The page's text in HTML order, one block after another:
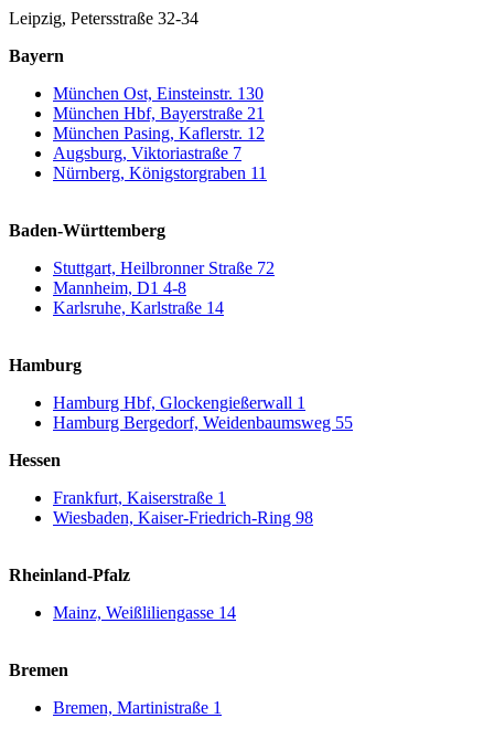
Leipzig, Petersstraße 32-34
Bayern
München Ost, Einsteinstr. 130
München Hbf, Bayerstraße 21
München Pasing, Kaflerstr. 12
Augsburg, Viktoriastraße 7
Nürnberg, Königstorgraben 11
Baden-Württemberg
Stuttgart, Heilbronner Straße 72
Mannheim, D1 4-8
Karlsruhe, Karlstraße 14
Hamburg
Hamburg Hbf, Glockengießerwall 1
Hamburg Bergedorf, Weidenbaumsweg 55
Hessen
Frankfurt, Kaiserstraße 1
Wiesbaden, Kaiser-Friedrich-Ring 98
Rheinland-Pfalz
Mainz, Weißliliengasse 14
Bremen
Bremen, Martinistraße 1